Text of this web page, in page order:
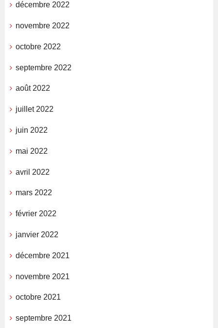
décembre 2022
novembre 2022
octobre 2022
septembre 2022
août 2022
juillet 2022
juin 2022
mai 2022
avril 2022
mars 2022
février 2022
janvier 2022
décembre 2021
novembre 2021
octobre 2021
septembre 2021